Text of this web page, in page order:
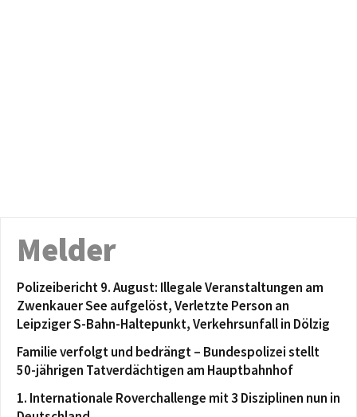
Melder
Polizeibericht 9. August: Illegale Veranstaltungen am
Zwenkauer See aufgelöst, Verletzte Person an
Leipziger S-Bahn-Haltepunkt, Verkehrsunfall in Dölzig
Familie verfolgt und bedrängt – Bundespolizei stellt
50-jährigen Tatverdächtigen am Hauptbahnhof
1. Internationale Roverchallenge mit 3 Disziplinen nun in